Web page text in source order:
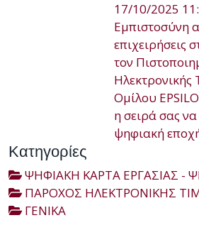
17/10/2025
Εμπιστοσύνη
επιχειρήσεις
τον
Ηλεκτρονικής
Ομίλου
η σειρά σας
ψηφιακή
Κατηγορίες
ΨΗΦΙΑΚΗ ΚΑΡΤΑ ΕΡΓΑΣΙΑΣ -
ΠΑΡΟΧΟΣ ΗΛΕΚΤΡΟΝΙΚΗΣ
ΓΕΝΙΚΑ